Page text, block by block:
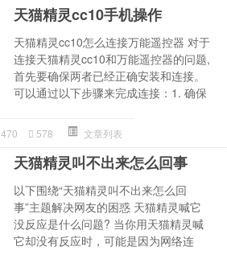
天猫精灵cc10手机操作
天猫精灵cc10怎么连接万能遥控器 对于
连接天猫精灵cc10和万能遥控器的问题,
首先要确保两者已经正确安装和连接。
可以通过以下步骤来完成连接：1. 确保
470 578 文章列表
天猫精灵叫不出来怎么回事
以下围绕“天猫精灵叫不出来怎么回
事”主题解决网友的困惑 天猫精灵喊它
没反应是什么问题? 当你用天猫精灵喊
它却没有反应时，可能是因为网络连